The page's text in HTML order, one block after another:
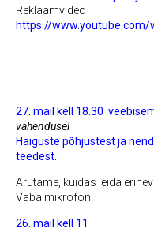
Reklaamvideo
https://www.youtube.com/
27. mail kell 18.30
vahendusel
Haiguste põhjustest ja
teedest.
Arutame, kuidas leida
Vaba mikrofon.
26. mail kell 11